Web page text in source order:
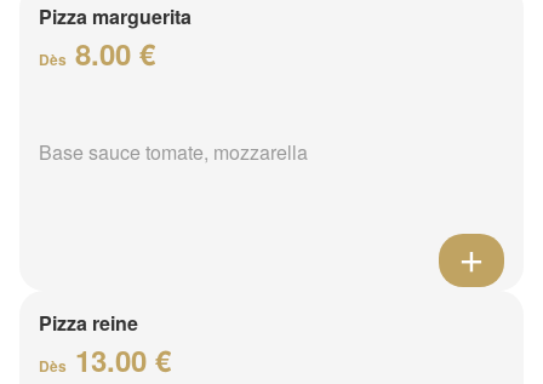
Pizza marguerita
Dès 8.00 €
Base sauce tomate, mozzarella
Pizza reine
Dès 13.00 €